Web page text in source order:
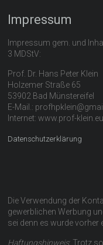
Impressum
Impressum gem. und
3 MDStV:
Prof. Dr. Hans Peter Klein
Holzemer Straße 65
53902 Bad Münstereifel
E-Mail.:
Internet: www.prof-klein.eu
Datenschutzerklärung
Die Verwendung der
gewerblichen Werbung
sei denn es wurde vorher
Haftungshinweis: Trotz